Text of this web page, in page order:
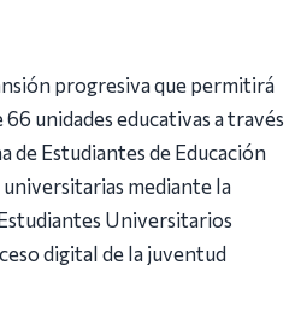
progresiva que permitirá
unidades educativas a través
de Estudiantes de Educación
universitarias mediante la
Universitarios
digital de la juventud